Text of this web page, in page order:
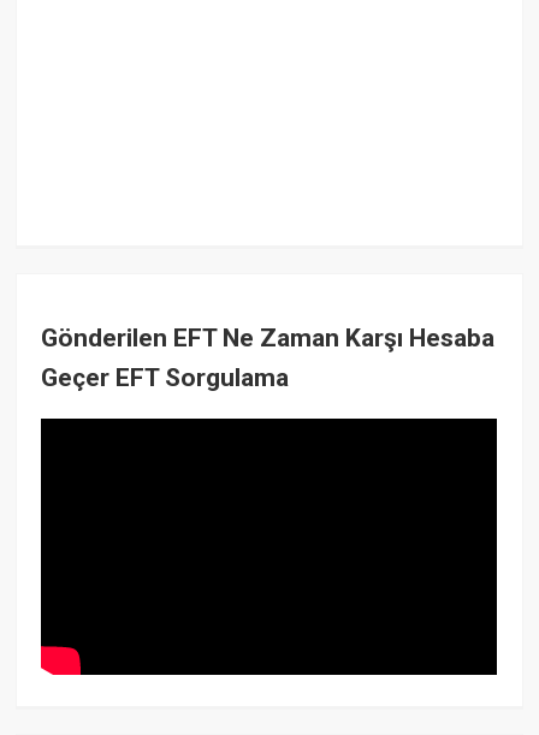
Gönderilen EFT Ne Zaman Karşı Hesaba
Geçer EFT Sorgulama